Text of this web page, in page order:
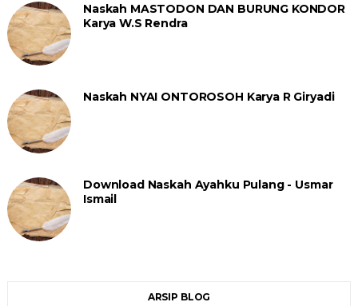
Naskah MASTODON DAN BURUNG KONDOR
Karya W.S Rendra
Naskah NYAI ONTOROSOH Karya R Giryadi
Download Naskah Ayahku Pulang - Usmar
Ismail
ARSIP BLOG